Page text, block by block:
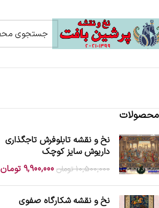
محصولات
نخ و نقشه تابلوفرش تاجگذاری
داریوش سایز کوچک
10,500,000 تومان 9,900,000 تومان
نخ و نقشه شکارگاه صفوی